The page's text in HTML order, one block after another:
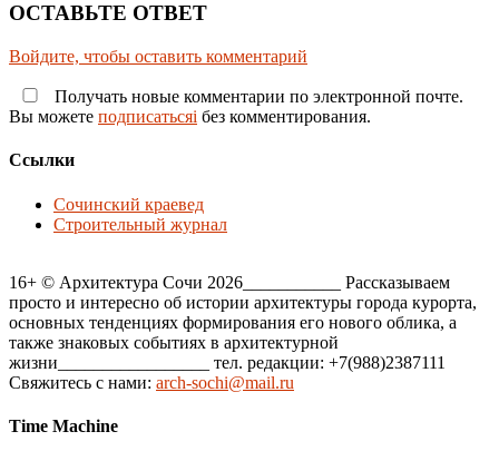
ОСТАВЬТЕ ОТВЕТ
Войдите, чтобы оставить комментарий
Получать новые комментарии по электронной почте.
Вы можете подписатьсяi без комментирования.
Ссылки
Сочинский краевед
Строительный журнал
16+ © Архитектура Сочи 2026___________ Рассказываем
просто и интересно об истории архитектуры города курорта,
основных тенденциях формирования его нового облика, а
также знаковых событиях в архитектурной
жизни_________________ тел. редакции: +7(988)2387111
Свяжитесь с нами: arch-sochi@mail.ru
Time Machine